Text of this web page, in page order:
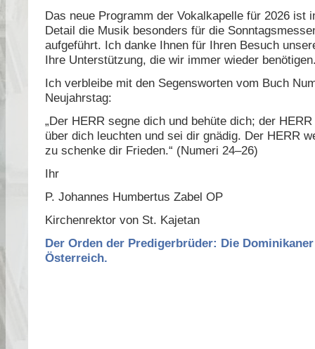
Das neue Programm der Vokalkapelle für 2026 ist
Detail die Musik besonders für die
aufgeführt. Ich danke Ihnen für Ihren Besuch
Ihre Unterstützung, die wir immer wieder
Ich verbleibe mit den Segensworten vom Buch
Neujahrstag:
„Der HERR segne dich und behüte dich; der
über dich leuchten und sei dir gnädig. Der HERR
zu schenke dir Frieden.“ (Numeri 24–26)
Ihr
P. Johannes Humbertus Zabel OP
Kirchenrektor von St. Kajetan
Der Orden der Predigerbrüder: Die
Österreich.